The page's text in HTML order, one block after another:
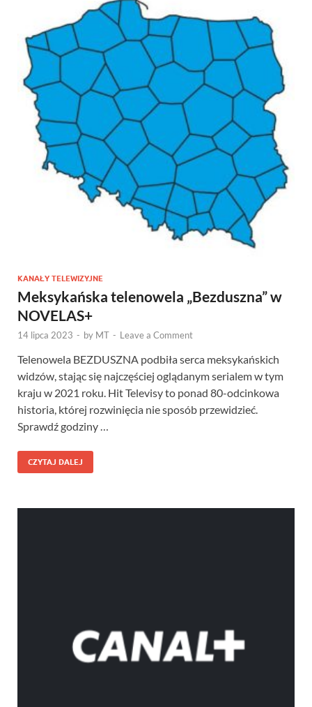
KANAŁY TELEWIZYJNE
Meksykańska telenowela „Bezduszna” w
NOVELAS+
14 lipca 2023 - by MT - Leave a Comment
Telenowela BEZDUSZNA podbiła serca meksykańskich
widzów, stając się najczęściej oglądanym serialem w tym
kraju w 2021 roku. Hit Televisy to ponad 80-odcinkowa
historia, której rozwinięcia nie sposób przewidzieć.
Sprawdź godziny …
CZYTAJ DALEJ